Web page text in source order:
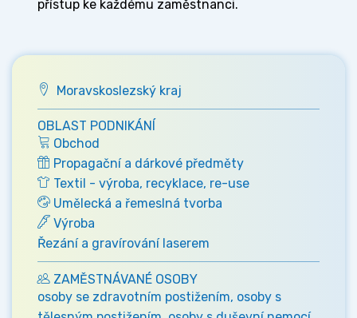
přístup ke každému zaměstnanci.
Moravskoslezský kraj
OBLAST PODNIKÁNÍ
Obchod
Propagační a dárkové předměty
Textil - výroba, recyklace, re-use
Umělecká a řemeslná tvorba
Výroba
Řezání a gravírování laserem
ZAMĚSTNÁVANÉ OSOBY
osoby se zdravotním postižením, osoby s